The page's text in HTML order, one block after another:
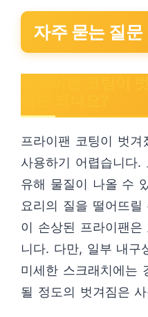
자주 묻는 질문
프라이팬 코팅이 벗겨
사용하기 어렵습니다.
유해 물질이 나올 수
요리의 질을 떨어뜨
이 손상된 프라이팬
니다. 다만, 일부 내구
미세한 스크래치에는
될 정도의 벗겨짐은